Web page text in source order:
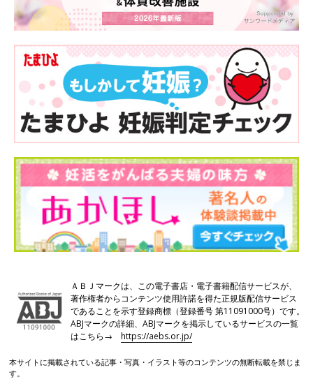
ＡＢＪマークは、この電子書店・電子書籍配信サービスが、
著作権者からコンテンツ使用許諾を得た正規版配信サービス
であることを示す登録商標（登録番号 第11091000号）です。
ABJマークの詳細、ABJマークを掲示しているサービスの一覧
はこちら→https://aebs.or.jp/
本サイトに掲載されている記事・写真・イラスト等のコンテンツの無断転載を禁じま
す。